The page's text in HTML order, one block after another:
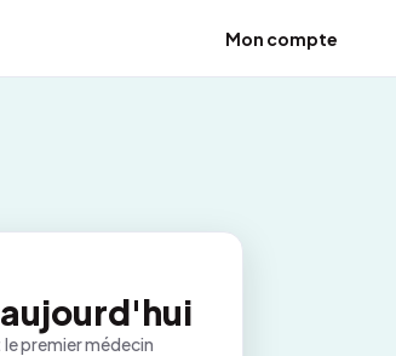
Mon compte
premier médecin